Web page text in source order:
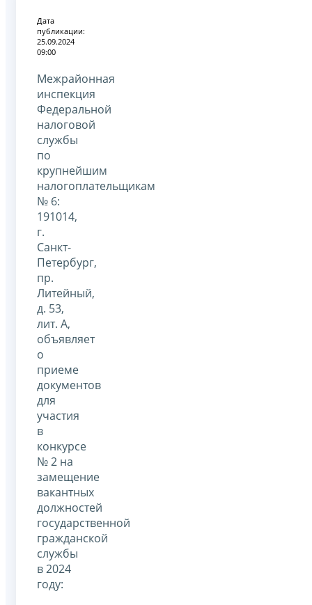
Дата
публикации:
25.09.2024
09:00
Межрайонная
инспекция
Федеральной
налоговой
службы
по
крупнейшим
налогоплательщикам
№ 6:
191014,
г.
Санкт-
Петербург,
пр.
Литейный,
д. 53,
лит. А,
объявляет
о
приеме
документов
для
участия
в
конкурсе
№ 2 на
замещение
вакантных
должностей
государственной
гражданской
службы
в 2024
году: